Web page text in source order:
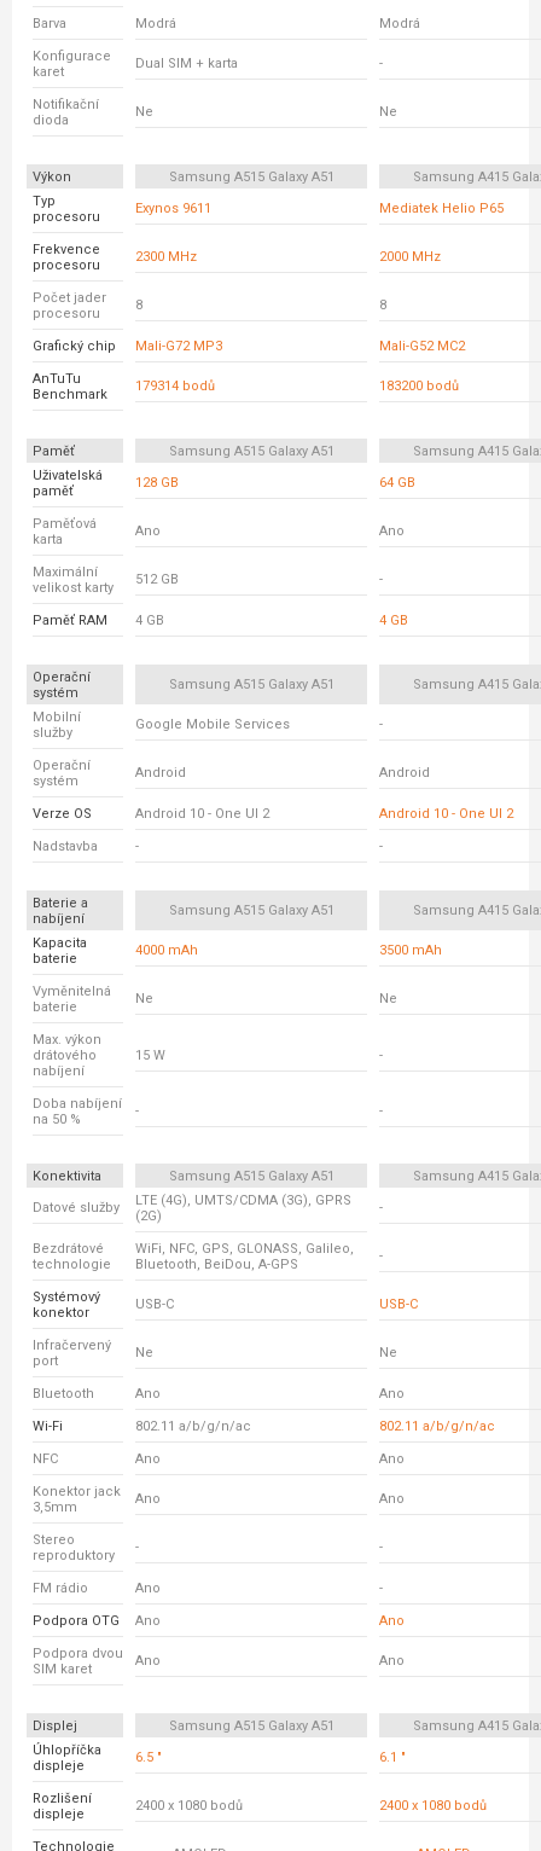
Barva Modrá Modrá
Konfigurace
karet
Dual SIM + karta -
Notifikační
dioda
Ne Ne
Výkon Samsung A515 Galaxy A51
Samsung A415
Typ
procesoru
Exynos 9611 Mediatek Helio P65
Frekvence
procesoru
2300 MHz 2000 MHz
Počet jader
procesoru
8 8
Grafický chip Mali-G72 MP3 Mali-G52 MC2
AnTuTu
Benchmark
179314 bodů 183200 bodů
Paměť Samsung A515 Galaxy A51
Samsung A415
Uživatelská
paměť
128 GB 64 GB
Paměťová
karta
Ano Ano
Maximální
velikost karty
512 GB -
Paměť RAM 4 GB 4 GB
Operační
systém
Samsung A515 Galaxy A51 Samsung A415
Mobilní
služby
Google Mobile Services -
Operační
systém
Android Android
Verze OS Android 10 - One UI 2 Android 10 - One UI 2
Nadstavba - -
Baterie a
nabíjení
Samsung A515 Galaxy A51 Samsung A415
Kapacita
baterie
4000 mAh 3500 mAh
Vyměnitelná
baterie
Ne Ne
Max. výkon
drátového
nabíjení
15 W -
Doba nabíjení
na 50 %
- -
Konektivita Samsung A515 Galaxy A51
Samsung A415
Datové služby
LTE (4G), UMTS/CDMA (3G), GPRS
(2G)
-
Bezdrátové
technologie
WiFi, NFC, GPS, GLONASS, Galileo,
Bluetooth, BeiDou, A-GPS
-
Systémový
konektor
USB-C USB-C
Infračervený
port
Ne Ne
Bluetooth Ano Ano
Wi-Fi 802.11 a/b/g/n/ac 802.11 a/b/g/n/ac
NFC Ano Ano
Konektor jack
3,5mm
Ano Ano
Stereo
reproduktory
- -
FM rádio Ano -
Podpora OTG Ano Ano
Podpora dvou
SIM karet
Ano Ano
Displej Samsung A515 Galaxy A51
Samsung A415
Úhlopříčka
displeje
6.5 " 6.1 "
Rozlišení
displeje
2400 x 1080 bodů 2400 x 1080 bodů
Technologie